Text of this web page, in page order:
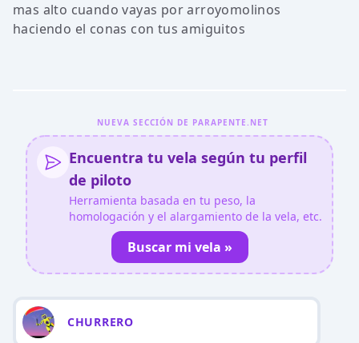
mas alto cuando vayas por arroyomolinos
haciendo el conas con tus amiguitos
NUEVA SECCIÓN DE PARAPENTE.NET
Encuentra tu vela según tu perfil
de piloto
Herramienta basada en tu peso, la
homologación y el alargamiento de la vela, etc.
Buscar mi vela »
CHURRERO